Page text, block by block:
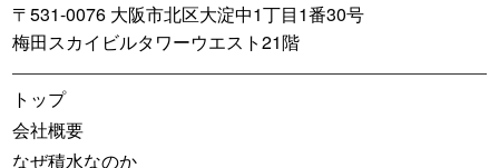
〒531-0076 大阪市北区大淀中1丁目1番30号
梅田スカイビルタワーウエスト21階
トップ
会社概要
なぜ積水なのか